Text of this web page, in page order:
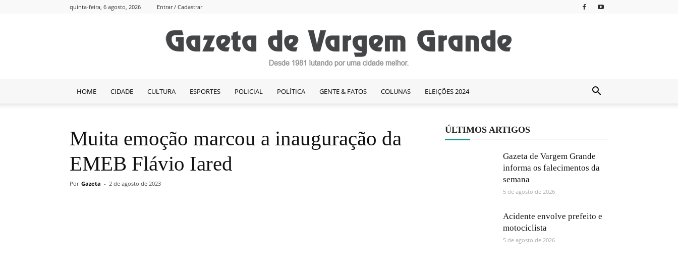
quinta-feira, 6 agosto, 2026 Entrar / Cadastrar
HOME CIDADE CULTURA ESPORTES POLICIAL POLÍTICA GENTE & FATOS COLUNAS ELEIÇÕES 2024
Muita emoção marcou a inauguração da
EMEB Flávio Iared
Por Gazeta - 2 de agosto de 2023
ÚLTIMOS ARTIGOS
Gazeta de Vargem Grande
informa os falecimentos da
semana
5 de agosto de 2026
Acidente envolve prefeito e
motociclista
5 de agosto de 2026